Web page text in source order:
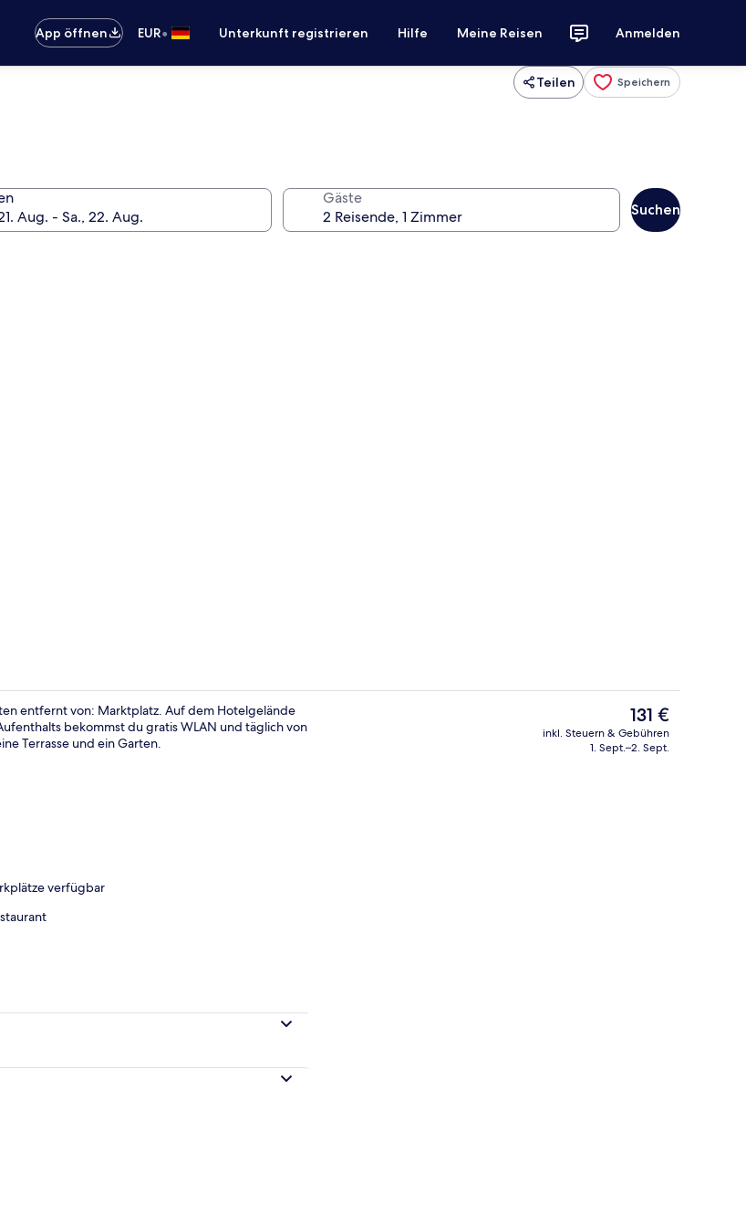
App öffnen EUR• Unterkunft registrieren Hilfe Meine Reisen Anmelden
Teilen Speichern
Gäste
Suchen
Außenbereich
entfernt von: Marktplatz. Auf dem Hotelgelände
bekommst du gratis WLAN und täglich von
Terrasse und ein Garten.
verfügbar
Der
aktuelle
Preis
131 €
inkl. Steuern & Gebühren
1. Sept.–2. Sept.